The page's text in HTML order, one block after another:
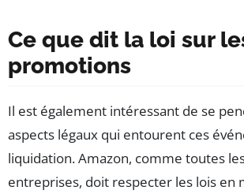
Ce que dit la loi sur
promotions
Il est également intéressant de se
aspects légaux qui entourent ces
liquidation. Amazon, comme toutes
entreprises, doit respecter les lois en